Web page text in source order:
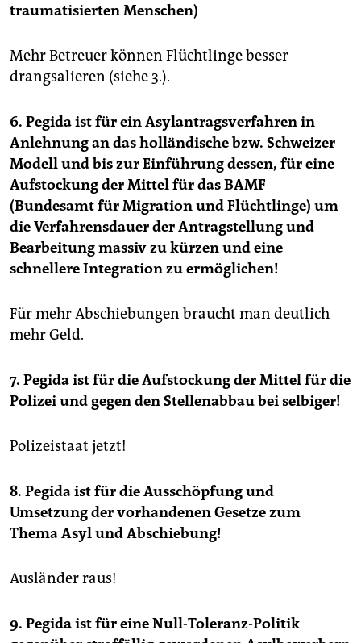
traumatisierten Menschen)
Mehr Betreuer können Flüchtlinge besser
drangsalieren (siehe 3.).
6. Pegida ist für ein Asylantragsverfahren in
Anlehnung an das holländische bzw. Schweizer
Modell und bis zur Einführung dessen, für eine
Aufstockung der Mittel für das BAMF
(Bundesamt für Migration und Flüchtlinge) um
die Verfahrensdauer der Antragstellung und
Bearbeitung massiv zu kürzen und eine
schnellere Integration zu ermöglichen!
Für mehr Abschiebungen braucht man deutlich
mehr Geld.
7. Pegida ist für die Aufstockung der Mittel für die
Polizei und gegen den Stellenabbau bei selbiger!
Polizeistaat jetzt!
8. Pegida ist für die Ausschöpfung und
Umsetzung der vorhandenen Gesetze zum
Thema Asyl und Abschiebung!
Ausländer raus!
9. Pegida ist für eine Null-Toleranz-Politik